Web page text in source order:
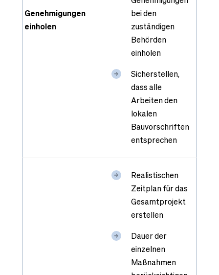
Genehmigungen
einholen
bei den
zuständigen
Behörden
einholen
Sicherstellen,
dass alle
Arbeiten den
lokalen
Bauvorschriften
entsprechen
Realistischen
Zeitplan für das
Gesamtprojekt
erstellen
Dauer der
einzelnen
Maßnahmen